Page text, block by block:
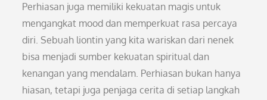
Perhiasan juga memiliki kekuatan magis untuk
mengangkat mood dan memperkuat rasa percaya
diri. Sebuah liontin yang kita wariskan dari nenek
bisa menjadi sumber kekuatan spiritual dan
kenangan yang mendalam. Perhiasan bukan hanya
hiasan, tetapi juga penjaga cerita di setiap langkah